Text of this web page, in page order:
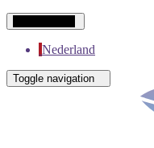
Nederland
Toggle navigation